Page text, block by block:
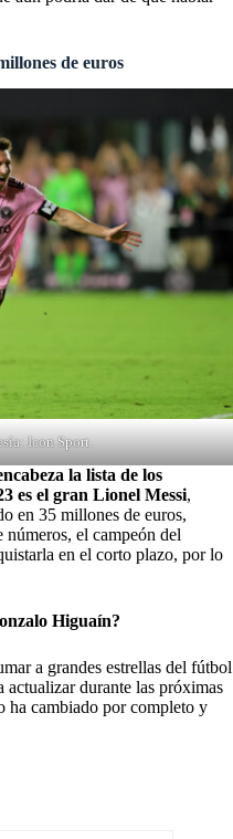
de euros
Icon Sport.
la lista de los
es el gran Lionel Messi,
en 35 millones de euros,
el campeón del
en el corto plazo, por lo
Higuaín?
a grandes estrellas del fútbol
actualizar durante las próximas
ha cambiado por completo y